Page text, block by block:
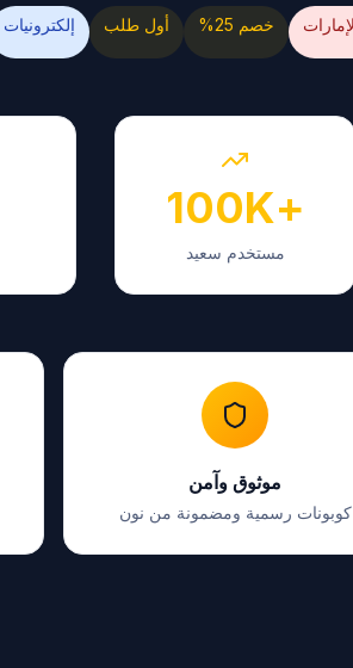
خصم 25% أول طلب إلكترونيات
+100K
مستخدم سعيد
موثوق وآمن
كوبونات رسمية ومضمونة من نون